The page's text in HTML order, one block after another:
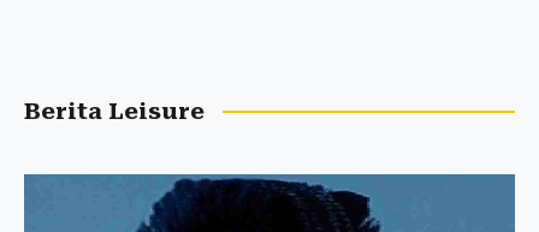
Berita Leisure